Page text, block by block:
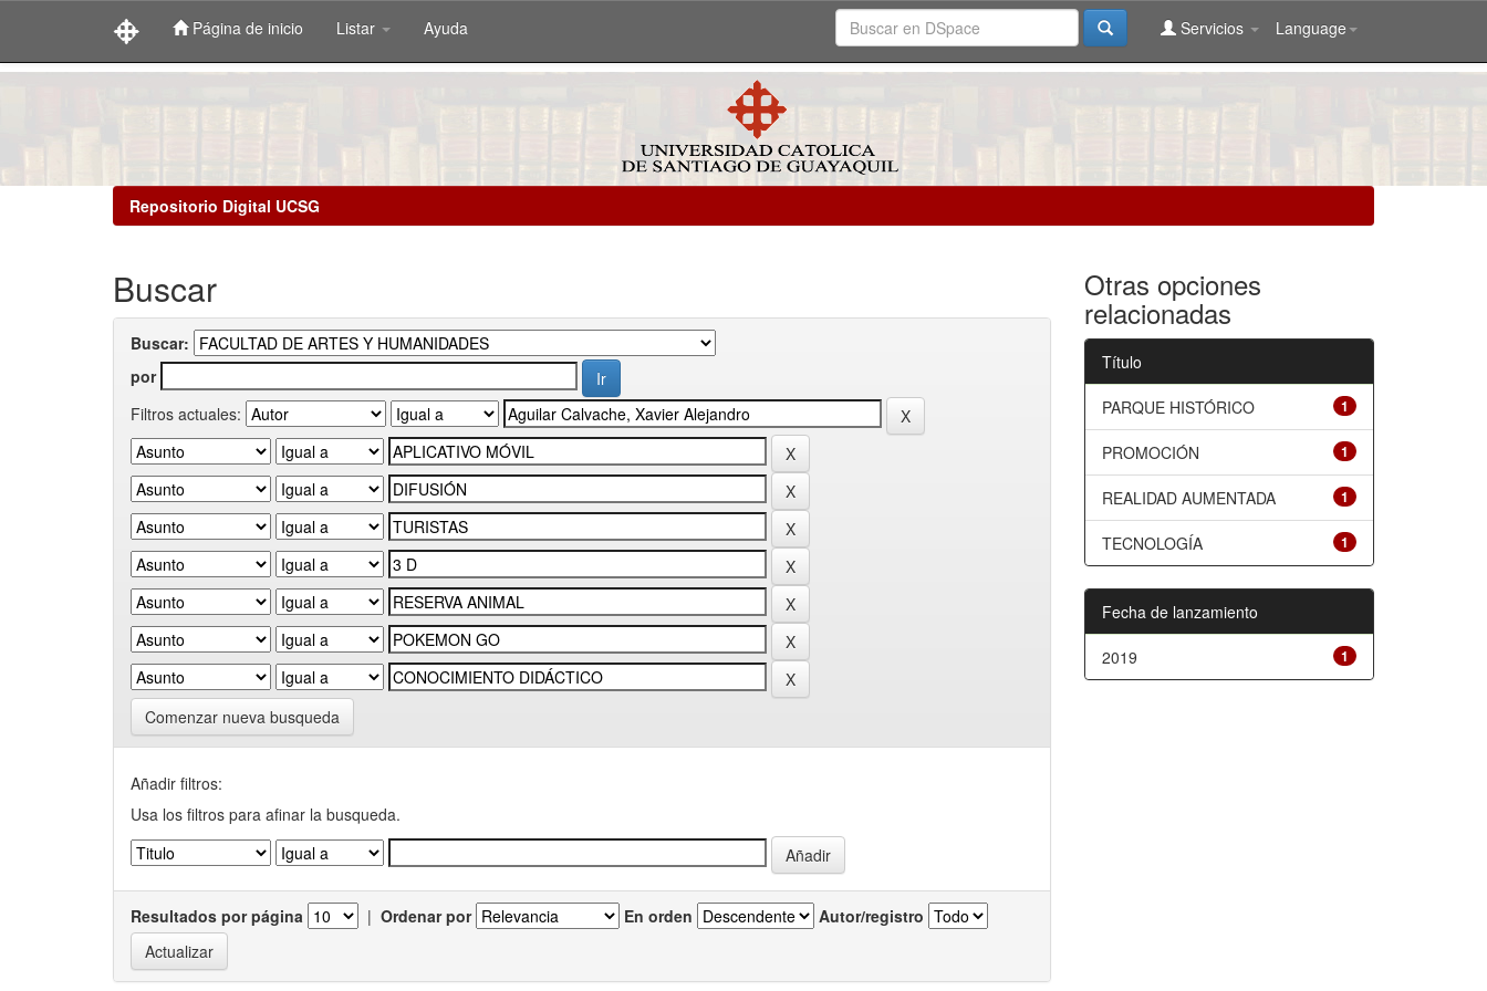
Página de inicio Listar Ayuda Language
Servicios
Repositorio Digital UCSG
Buscar
Buscar:
por
Filtros actuales:
Comenzar nueva busqueda
Añadir filtros:
Usa los filtros para afinar la busqueda.
Resultados por página | Ordenar por En orden Autor/registro
Otras opciones
relacionadas
Título
1
PARQUE HISTÓRICO
1
PROMOCIÓN
1
REALIDAD AUMENTADA
1
TECNOLOGÍA
Fecha de lanzamiento
1
2019